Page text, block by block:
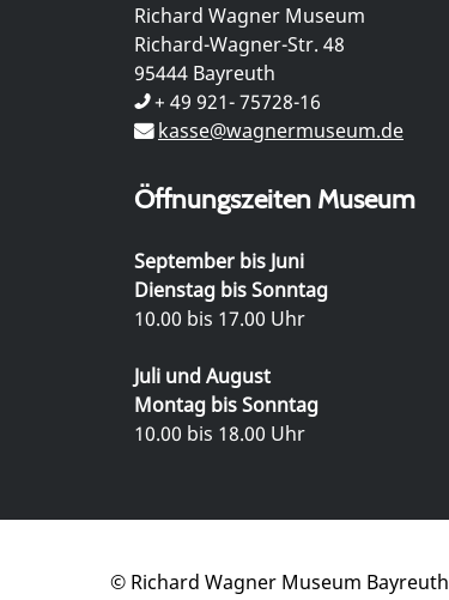
Richard Wagner Museum
Richard-Wagner-Str. 48
95444 Bayreuth
+ 49 921- 75728-16
kasse@wagnermuseum.de
Öffnungszeiten Museum
September bis Juni
Dienstag bis Sonntag
10.00 bis 17.00 Uhr
Juli und August
Montag bis Sonntag
10.00 bis 18.00 Uhr
© Richard Wagner Museum Bayreuth